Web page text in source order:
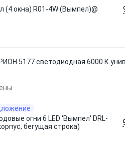
(4 окна) R01-4W (Вымпел)@
5177 светодиодная 6000 К
огни 6 LED 'Вымпел' DRL-
бегущая строка)